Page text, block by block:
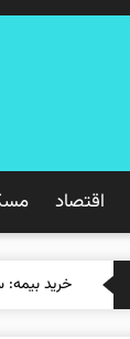
اقتصاد
خرید بیمه: